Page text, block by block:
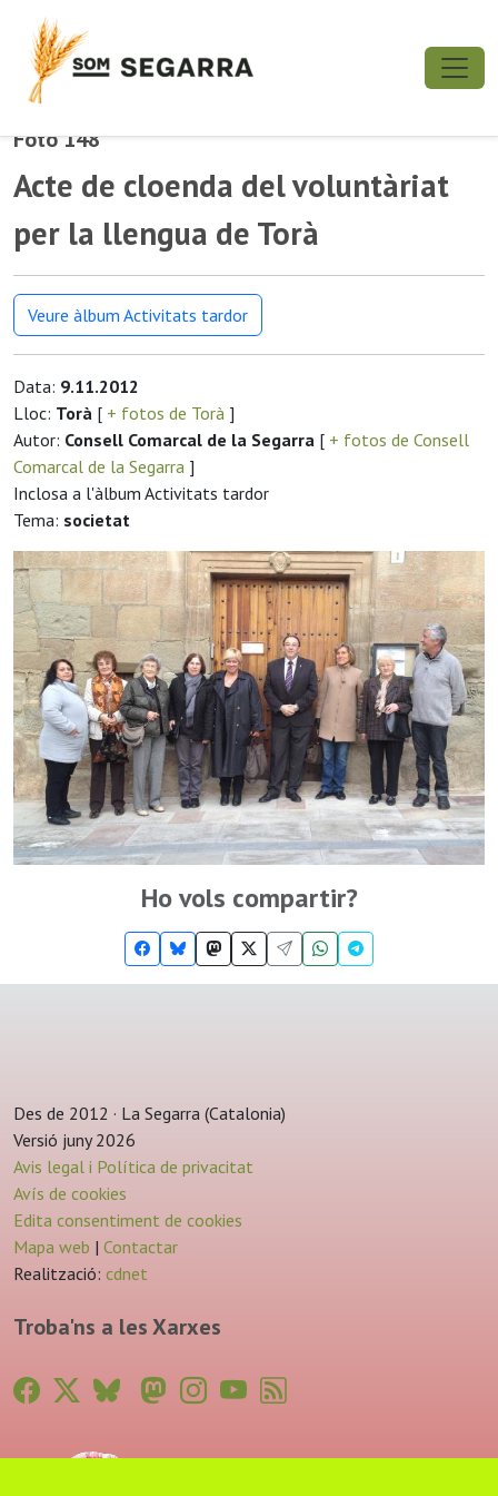
Foto 148
Acte de cloenda del voluntàriat
per la llengua de Torà
Veure àlbum Activitats tardor
Data: 9.11.2012
Lloc: Torà [ + fotos de Torà ]
Autor: Consell Comarcal de la Segarra [ + fotos de Consell
Comarcal de la Segarra ]
Inclosa a l'àlbum Activitats tardor
Tema: societat
Ho vols compartir?
Des de 2012 · La Segarra (Catalonia)
Versió juny 2026
Avis legal i Política de privacitat
Avís de cookies
Edita consentiment de cookies
Mapa web | Contactar
Realització: cdnet
Troba'ns a les Xarxes